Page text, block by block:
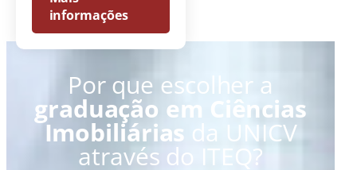
informações
Por que escolher a
graduação em Ciências
Imobiliárias da UNICV
através do ITEQ?